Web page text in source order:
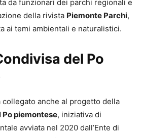
da funzionari dei parchi regionali e
della rivista Piemonte Parchi,
ai temi ambientali e naturalistici.
del Po
anche al progetto della
Po piemontese, iniziativa di
avviata nel 2020 dall’Ente di